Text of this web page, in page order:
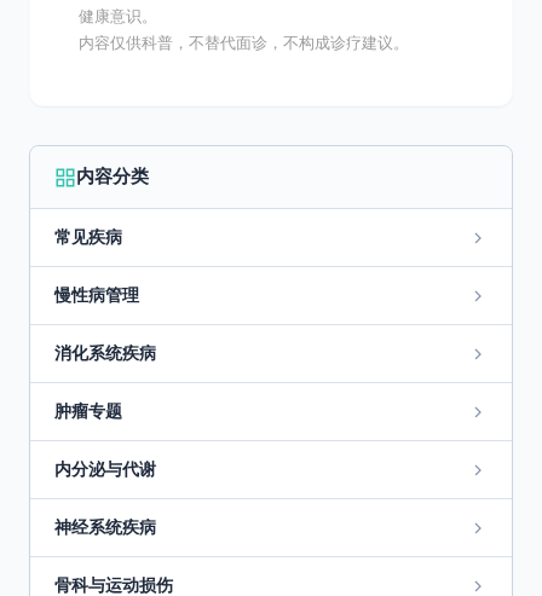
健康意识。
内容仅供科普，不替代面诊，不构成诊疗建议。
内容分类
常见疾病
慢性病管理
消化系统疾病
肿瘤专题
内分泌与代谢
神经系统疾病
骨科与运动损伤